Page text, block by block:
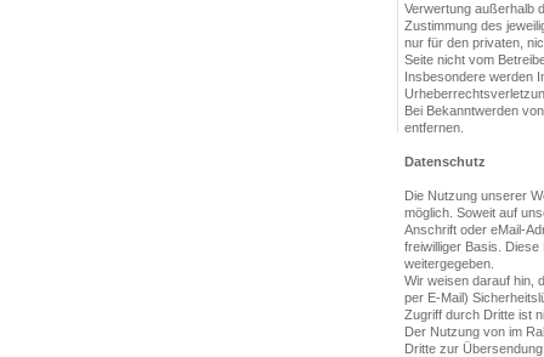
Verwertung außerhalb
Zustimmung des
nur für den privaten,
Seite nicht vom
Insbesondere werden
Bei Bekanntwerden
entfernen.
Datenschutz
Die Nutzung unserer
möglich. Soweit auf
Anschrift oder eMail-
freiwilliger Basis.
weitergegeben.
Wir weisen darauf hin,
per E-Mail)
Zugriff durch Dritte ist
Der Nutzung von im
Dritte zur